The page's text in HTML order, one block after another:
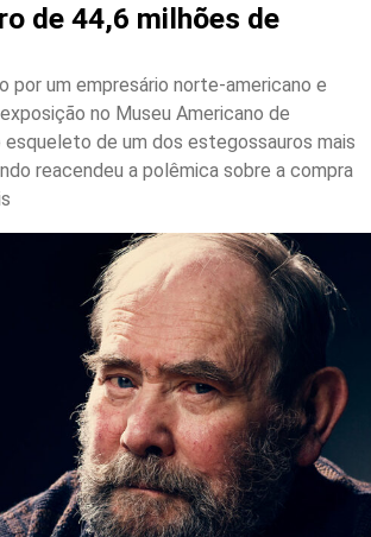
de 44,6 milhões de
por um empresário norte-americano e
no Museu Americano de
esqueleto de um dos estegossauros mais
reacendeu a polêmica sobre a compra